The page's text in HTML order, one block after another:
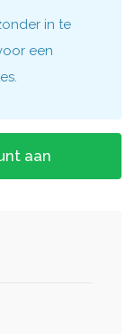
in te
een
aan